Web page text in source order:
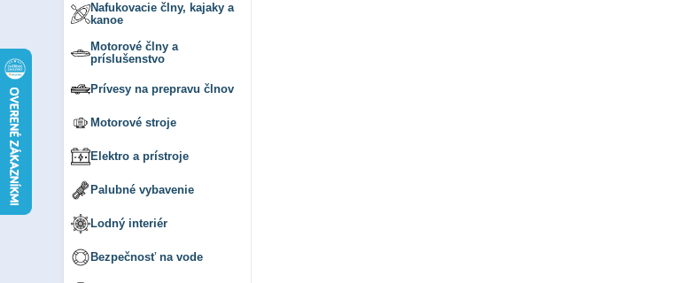
Nafukovacie člny, kajaky a
kanoe
Motorové člny a
príslušenstvo
Prívesy na prepravu člnov
Motorové stroje
Elektro a prístroje
Palubné vybavenie
Lodný interiér
Bezpečnosť na vode